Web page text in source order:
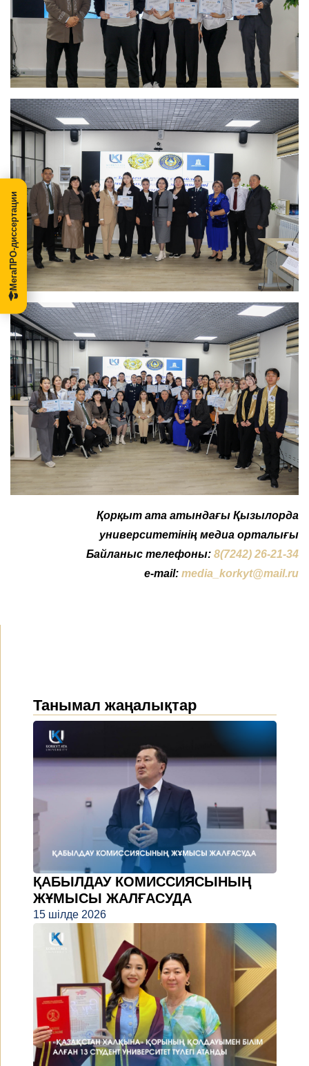
Қорқыт ата атындағы Қызылорда
университетінің медиа орталығы
Байланыс телефоны: 8(7242) 26-21-34
e-mail: media_korkyt@mail.ru
Танымал жаңалықтар
ҚАБЫЛДАУ КОМИССИЯСЫНЫҢ
ЖҰМЫСЫ ЖАЛҒАСУДА
15 шілде 2026
МегаПРО-диссертации